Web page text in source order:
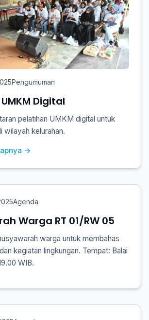
Pengumuman
Digital
pelatihan UMKM digital untuk
wilayah kelurahan.
→
Agenda
Warga RT 01/RW 05
warga untuk membahas
kegiatan lingkungan. Tempat: Balai
WIB.